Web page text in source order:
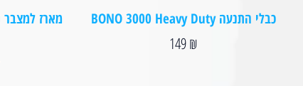
כבלי התנעה BONO 3000 Heavy Duty
149₪